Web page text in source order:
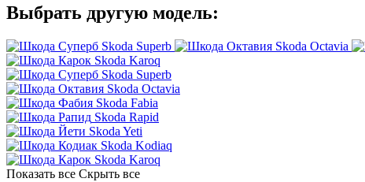
Выбрать другую модель:
Skoda Superb Skoda Octavia
Skoda Karoq
Skoda Superb
Skoda Octavia
Skoda Fabia
Skoda Rapid
Skoda Yeti
Skoda Kodiaq
Skoda Karoq
Показать все Скрыть все